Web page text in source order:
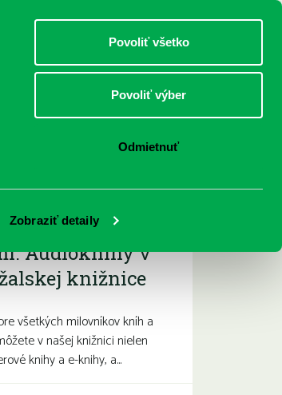
Zobraziť detaily
Povoliť všetko
Povoliť výber
Odmietnuť
DOSPELÍ
Audioknihy v
knižnice
všetkých milovníkov kníh a
v našej knižnici nielen
knihy a e-knihy, a...